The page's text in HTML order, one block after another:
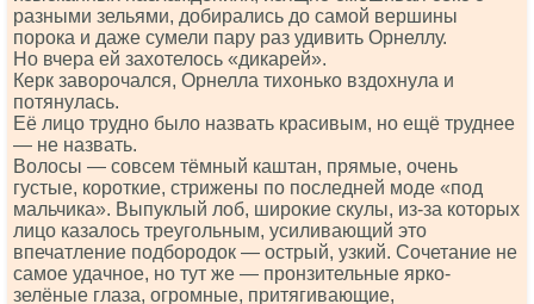
разными зельями, добирались до самой вершины
порока и даже сумели пару раз удивить Орнеллу.
Но вчера ей захотелось «дикарей».
Керк заворочался, Орнелла тихонько вздохнула и
потянулась.
Её лицо трудно было назвать красивым, но ещё труднее
— не назвать.
Волосы — совсем тёмный каштан, прямые, очень
густые, короткие, стрижены по последней моде «под
мальчика». Выпуклый лоб, широкие скулы, из-за которых
лицо казалось треугольным, усиливающий это
впечатление подбородок — острый, узкий. Сочетание не
самое удачное, но тут же — пронзительные ярко-
зелёные глаза, огромные, притягивающие,